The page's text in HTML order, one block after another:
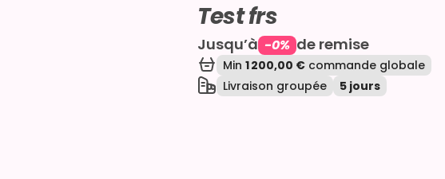
Test frs
Jusqu’à -0% de remise
Min 1 200,00 €commande globale
Livraison groupée
5 jours